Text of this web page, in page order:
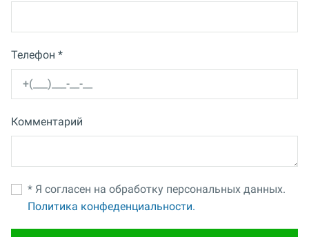
Телефон *
Комментарий
* Я согласен на обработку персональных данных.
Политика конфеденциальности.